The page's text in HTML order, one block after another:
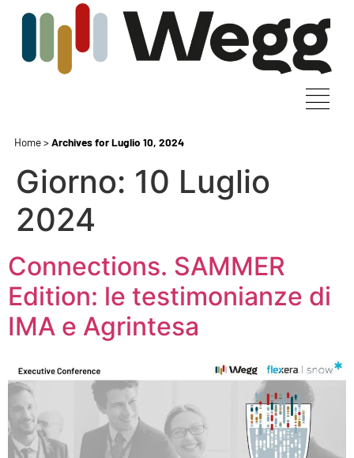
Home>Archives for Luglio 10, 2024
Giorno: 10 Luglio
2024
Connections. SAMMER
Edition: le testimonianze di
IMA e Agrintesa